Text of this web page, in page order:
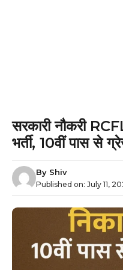
सरकारी नौकरी
भर्ती, 10वीं पास से
By Shiv
Published on: July 11,